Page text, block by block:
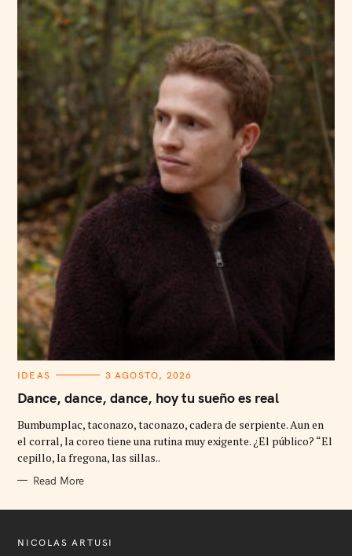
C
T
E
O
R
I
E
IDEAS 3 AGOSTO, 2026
Dance, dance, dance, hoy tu sueño es real
Bumbumplac, taconazo, taconazo, cadera de serpiente. Aun en
el corral, la coreo tiene una rutina muy exigente. ¿El público? “El
cepillo, la fregona, las sillas..
Read More
NICOLAS ARTUSI